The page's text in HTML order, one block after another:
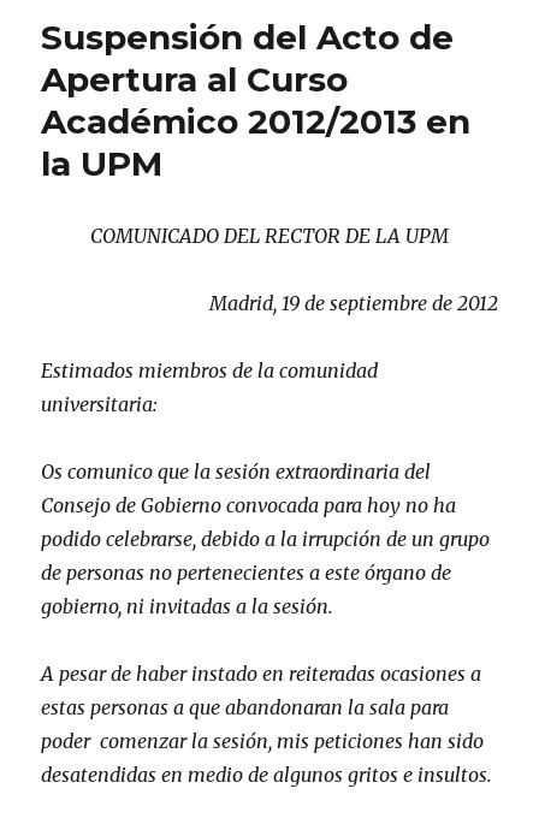
Suspensión del Acto de
Apertura al Curso
Académico 2012/2013 en
la UPM
COMUNICADO DEL RECTOR DE LA UPM
Madrid, 19 de septiembre de 2012
Estimados miembros de la comunidad
universitaria:
Os comunico que la sesión extraordinaria del
Consejo de Gobierno convocada para hoy no ha
podido celebrarse, debido a la irrupción de un grupo
de personas no pertenecientes a este órgano de
gobierno, ni invitadas a la sesión.
A pesar de haber instado en reiteradas ocasiones a
estas personas a que abandonaran la sala para
poder comenzar la sesión, mis peticiones han sido
desatendidas en medio de algunos gritos e insultos.